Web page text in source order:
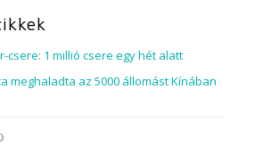
csere: 1 millió csere egy hét alatt
meghaladta az 5000 állomást Kínában